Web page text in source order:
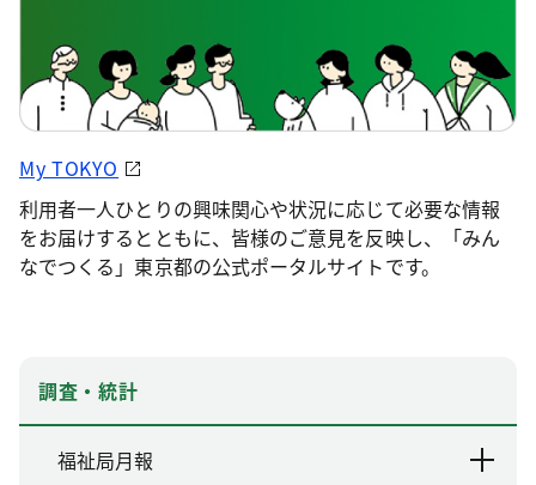
My TOKYO
利用者一人ひとりの興味関心や状況に応じて必要な情報
をお届けするとともに、皆様のご意見を反映し、「みん
なでつくる」東京都の公式ポータルサイトです。
調査・統計
福祉局月報